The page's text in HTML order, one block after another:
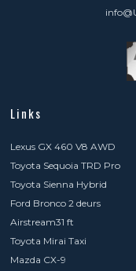
Links
Lexus GX 460 V8 AWD
Toyota Sequoia TRD Pro
Toyota Sienna Hybrid
Ford Bronco 2 deurs
Airstream31 ft
Toyota Mirai Taxi
Mazda CX-9